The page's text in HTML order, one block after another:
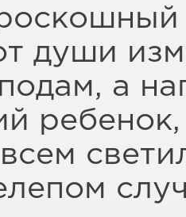
души
а